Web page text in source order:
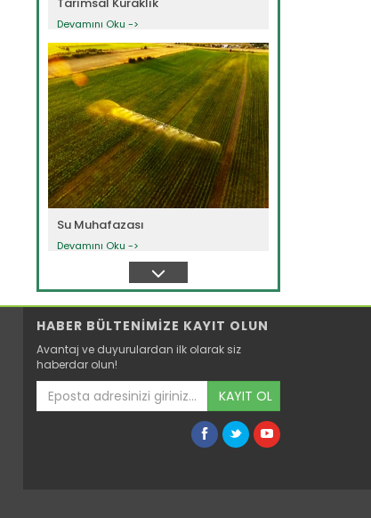
Devamını Oku ->
Su Muhafazası
Devamını Oku ->
Doğru Sulama Uygulamaları
HABER BÜLTENİMİZE KAYIT OLUN
Avantaj ve duyurulardan ilk olarak siz
haberdar olun!
KAYIT OL